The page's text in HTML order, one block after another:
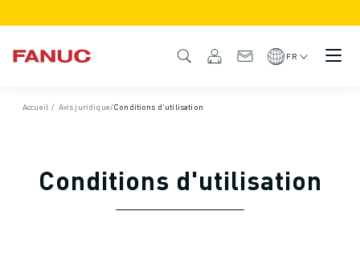
APERÇU DU PRODUIT
FONCTIONS/OPTIONS DE LA CNC
FR
Accueil / Avis juridique/Conditions d'utilisation
Conditions d'utilisation